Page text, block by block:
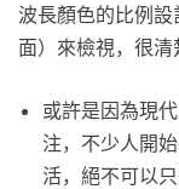
波長顏色的比例
面）來檢視，很清
或許是因為現
注，不少人開
活，絕不可以只